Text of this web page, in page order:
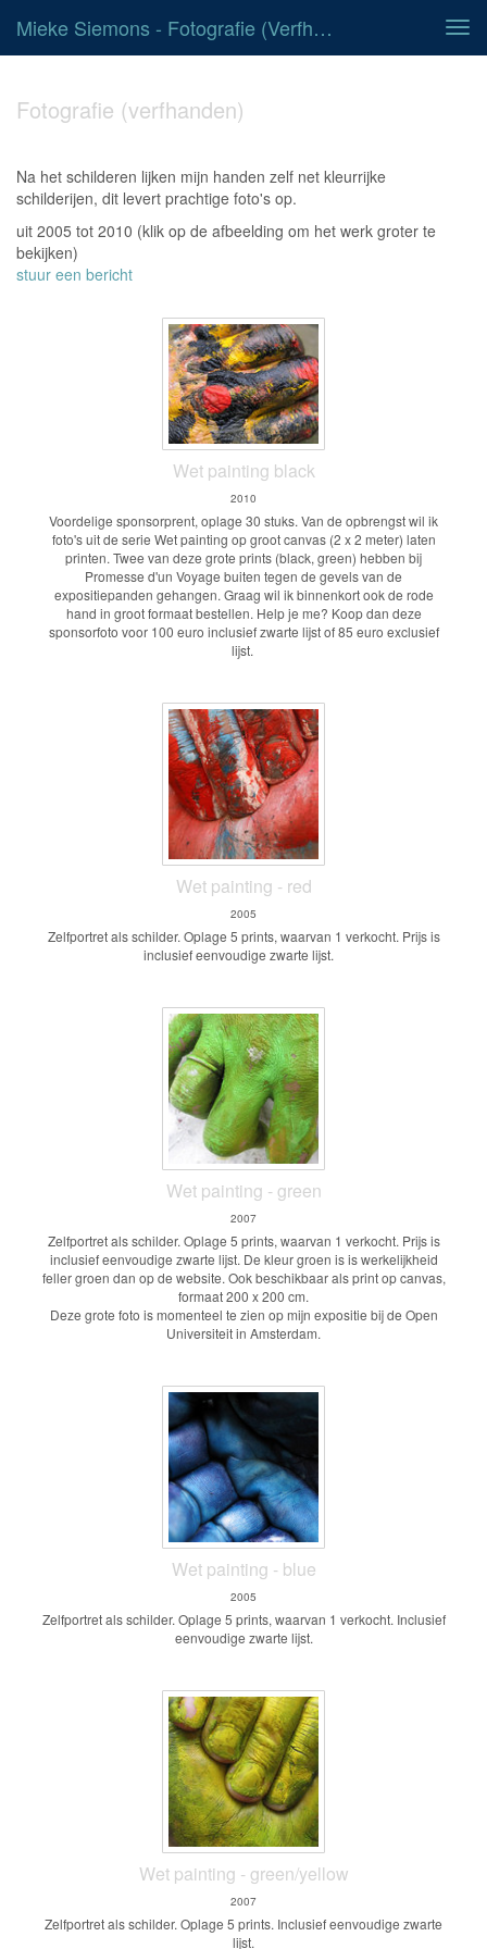
Mieke Siemons - Fotografie (verfhanden)
Fotografie (verfhanden)
Na het schilderen lijken mijn handen zelf net kleurrijke
schilderijen, dit levert prachtige foto's op.
uit 2005 tot 2010 (klik op de afbeelding om het werk groter te
bekijken)
stuur een bericht
Wet painting black
2010
Voordelige sponsorprent, oplage 30 stuks. Van de opbrengst wil ik
foto's uit de serie Wet painting op groot canvas (2 x 2 meter) laten
printen. Twee van deze grote prints (black, green) hebben bij
Promesse d'un Voyage buiten tegen de gevels van de
expositiepanden gehangen. Graag wil ik binnenkort ook de rode
hand in groot formaat bestellen. Help je me? Koop dan deze
sponsorfoto voor 100 euro inclusief zwarte lijst of 85 euro exclusief
lijst.
Wet painting - red
2005
Zelfportret als schilder. Oplage 5 prints, waarvan 1 verkocht. Prijs is
inclusief eenvoudige zwarte lijst.
Wet painting - green
2007
Zelfportret als schilder. Oplage 5 prints, waarvan 1 verkocht. Prijs is
inclusief eenvoudige zwarte lijst. De kleur groen is is werkelijkheid
feller groen dan op de website. Ook beschikbaar als print op canvas,
formaat 200 x 200 cm.
Deze grote foto is momenteel te zien op mijn expositie bij de Open
Universiteit in Amsterdam.
Wet painting - blue
2005
Zelfportret als schilder. Oplage 5 prints, waarvan 1 verkocht. Inclusief
eenvoudige zwarte lijst.
Wet painting - green/yellow
2007
Zelfportret als schilder. Oplage 5 prints. Inclusief eenvoudige zwarte
lijst.